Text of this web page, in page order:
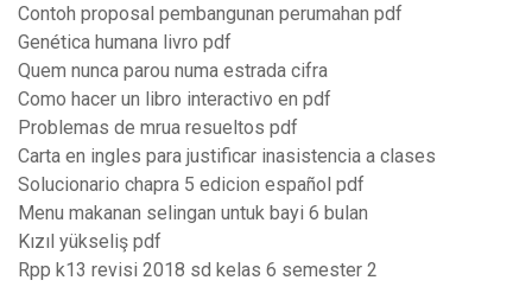
Contoh proposal pembangunan perumahan pdf
Genética humana livro pdf
Quem nunca parou numa estrada cifra
Como hacer un libro interactivo en pdf
Problemas de mrua resueltos pdf
Carta en ingles para justificar inasistencia a clases
Solucionario chapra 5 edicion español pdf
Menu makanan selingan untuk bayi 6 bulan
Kızıl yükseliş pdf
Rpp k13 revisi 2018 sd kelas 6 semester 2